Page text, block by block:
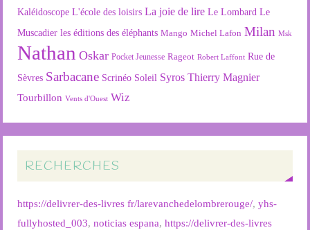
Kaléidoscope L'école des loisirs La joie de lire Le Lombard Le
Muscadier les éditions des éléphants Mango Michel Lafon Milan Msk
Nathan Oskar Pocket Jeunesse Rageot Robert Laffont Rue de
Sèvres Sarbacane Scrinéo Soleil Syros Thierry Magnier
Tourbillon Vents d'Ouest Wiz
RECHERCHES
https://delivrer-des-livres fr/larevanchedelombrerouge/,yhs-
fullyhosted_003,noticias espana,https://delivrer-des-livres